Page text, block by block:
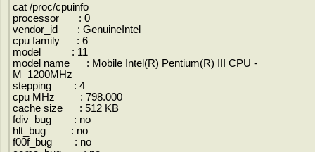
cat /proc/cpuinfo
processor : 0
vendor_id : GenuineIntel
cpu family : 6
model : 11
model name : Mobile Intel(R) Pentium(R) III CPU -
M 1200MHz
stepping : 4
cpu MHz : 798.000
cache size : 512 KB
fdiv_bug : no
hlt_bug : no
f00f_bug : no